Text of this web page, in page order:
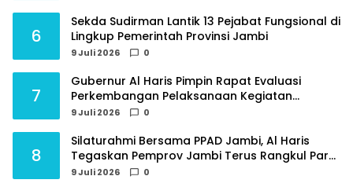
6
Sekda Sudirman Lantik 13 Pejabat Fungsional di
Lingkup Pemerintah Provinsi Jambi
9 Juli 2026 0
7
Gubernur Al Haris Pimpin Rapat Evaluasi
Perkembangan Pelaksanaan Kegiatan
Pembangunan Triwulan II TA 2026
9 Juli 2026 0
8
Silaturahmi Bersama PPAD Jambi, Al Haris
Tegaskan Pemprov Jambi Terus Rangkul Para
Purnawirawan
9 Juli 2026 0